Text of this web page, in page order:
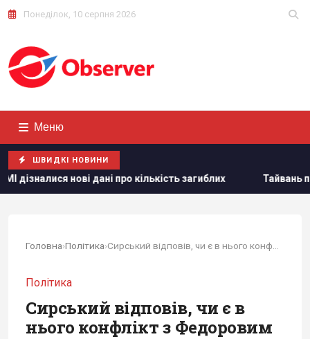
Понеділок, 10 серпня 2026
Меню
ШВИДКІ НОВИНИ
про кількість загиблих Тайвань показав під час
Головна›Політика›
Політика
Сирський відповів, чи є в
нього конфлікт з Федоровим